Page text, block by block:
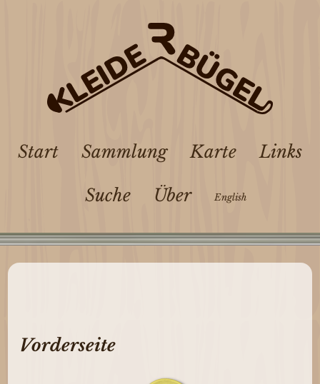
Start Sammlung Karte Links
Suche Über English
Vorderseite